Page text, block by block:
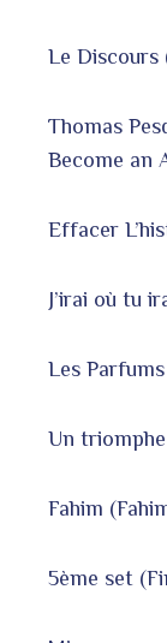
Le Discours
Thomas
Become an
Effacer
J’irai où tu
Les
Un
Fahim
5ème set